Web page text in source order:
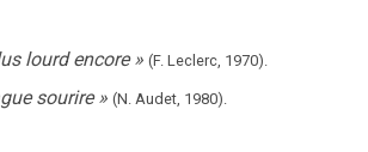
lourd encore » (F. Leclerc, 1970).
sourire » (N. Audet, 1980).